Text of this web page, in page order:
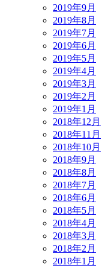
2019年9月
2019年8月
2019年7月
2019年6月
2019年5月
2019年4月
2019年3月
2019年2月
2019年1月
2018年12月
2018年11月
2018年10月
2018年9月
2018年8月
2018年7月
2018年6月
2018年5月
2018年4月
2018年3月
2018年2月
2018年1月